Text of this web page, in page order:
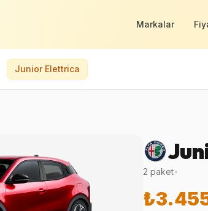
Markalar
Junior Elettrica
2 paket•